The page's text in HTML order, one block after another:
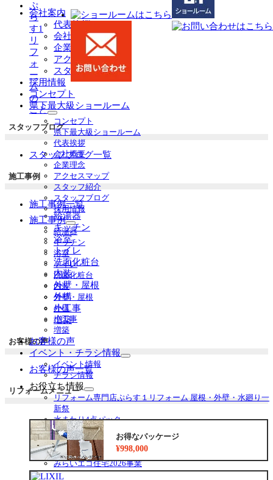
ぷ
ら
す1
リ
フ
ォ
ー
ム
の
こと
サ
ブ
メ
ニ
ュ
ー
を
展
開
コンセプト
県下最大級ショールーム
代表挨拶
会社概要
企業理念
アクセスマップ
スタッフ紹介
スタッフブログ
採用情報
施工事例
サ
ブ
メ
ニ
ュ
ー
を
展
開
給湯器
キッチン
浴室
トイレ
洗面化粧台
内装
外壁・屋根
外構
小工事
増築
お客様の声
イベント・チラシ情報
サ
ニ
ュ
展
開
イベント情報
チラシ情報
お役立ち情報
サ
メ
ニ
ュ
ー
を
展
リフォーム専門店ぷらす１リフォーム 屋根・外壁・水廻り一
新祭
水まわり4点パック
外壁塗装最安値キャンペーン
住宅省エネ2026キャンペーン
先進的窓リノベ2026事業
みらいエコ住宅2026事業
給湯省エネ2026事業
会社案内
代表挨拶
会社概要
企業理念
アクセスマップ
スタッフ紹介
採用情報
コンセプト
県下最大級ショールーム
スタッフブログ
スタッフブログ一覧
施工事例
施工事例一覧
給湯器
キッチン
浴室
トイレ
洗面化粧台
内装
外壁・屋根
外構
小工事
増築
お客様の声
お客様の声一覧
リフォームメニュー
お得なパッケージ
¥998,000